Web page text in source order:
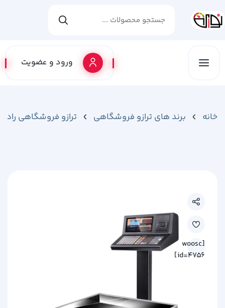
ورود و عضویت
خانه برند های ترازو فروشگاهی ترازو فروشگاهی
[woosc
id=4756]